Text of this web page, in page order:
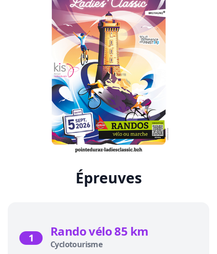
Épreuves
1 Rando vélo 85 km
Cyclotourisme